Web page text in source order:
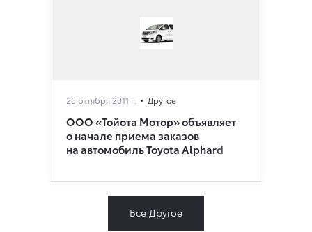
25 октября 2011 г. Другое
ООО «Тойота Мотор» объявляет
о начале приема заказов
на автомобиль Toyota Alphard
Все Другое